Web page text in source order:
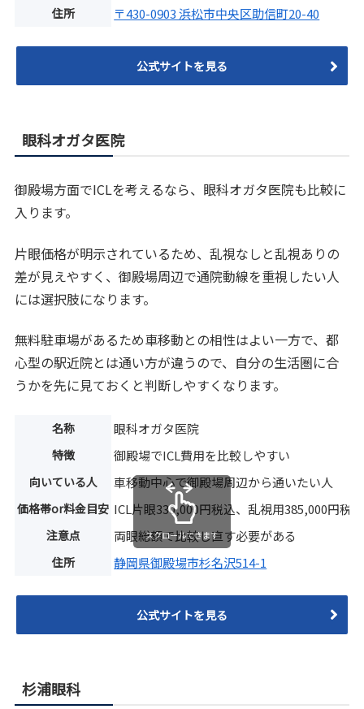
住所 〒430-0903 浜松市中央区助信町20-40
公式サイトを見る
眼科オガタ医院
御殿場方面でICLを考えるなら、眼科オガタ医院も比較に
入ります。
片眼価格が明示されているため、乱視なしと乱視ありの
差が見えやすく、御殿場周辺で通院動線を重視したい人
には選択肢になります。
無料駐車場があるため車移動との相性はよい一方で、都
心型の駅近院とは通い方が違うので、自分の生活圏に合
うかを先に見ておくと判断しやすくなります。
名称 眼科オガタ医院
特徴 御殿場でICL費用を比較しやすい
向いている人 車移動中心で御殿場周辺から通いたい人
価格帯or料金目安 ICL片眼330,000円税込、乱視用385,000円税込
注意点 両眼総額で比較し直す必要がある
住所 静岡県御殿場市杉名沢514-1
スクロールできます
公式サイトを見る
杉浦眼科